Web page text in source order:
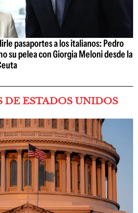
pasaportes a los italianos: Pedro
su pelea con Giorgia Meloni desde la
DE ESTADOS UNIDOS